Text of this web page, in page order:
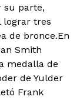
su parte,
lograr tres
de bronce.En
Smith
medalla de
de Yulder
Frank